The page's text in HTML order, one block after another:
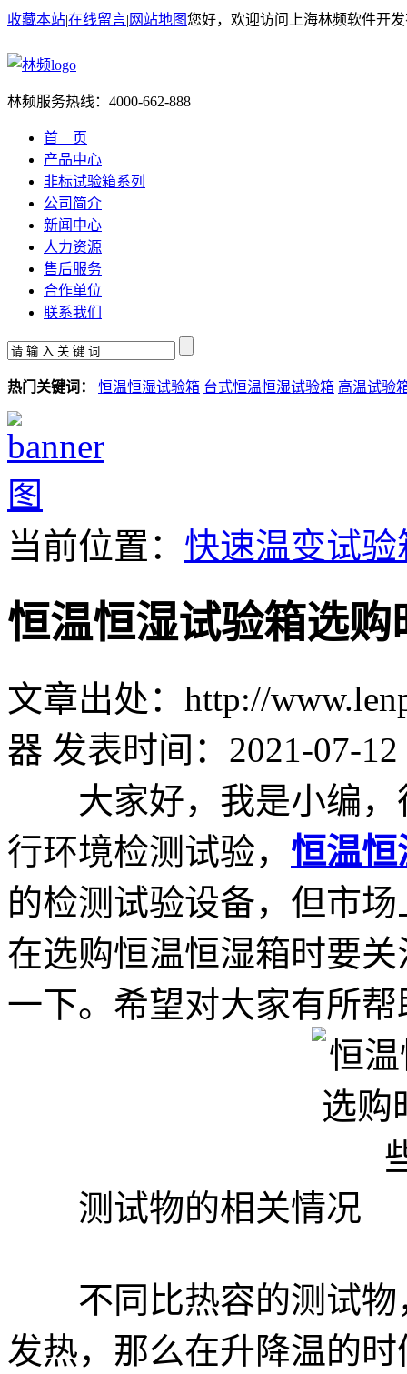
收藏本站|在线留言| 网站地图您好，欢迎访问上海林频软件开
林频服务热线： 4000-662-888
首 页
产品中心
非标试验箱系列
公司简介
新闻中心
人力资源
售后服务
合作单位
联系我们
热门关键词： 恒温恒湿试验箱 台式恒温恒湿试验箱 高温试验
当前位置： 快速温变试验
恒温恒湿试验箱选
文章出处：http://
器 发表时间：2021-07-12
大家好，我是小编，
行环境检测试验， 恒温
的检测试验设备，但市
在选购恒温恒湿箱时要
一下。希望对大家有所帮
测试物的相关情况
不同比热容的测试物
发热，那么在升降温的